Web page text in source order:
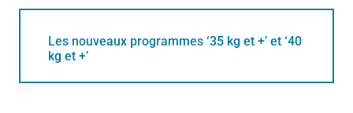
Les nouveaux programmes ‘35 kg et +’ et ‘40
kg et +’